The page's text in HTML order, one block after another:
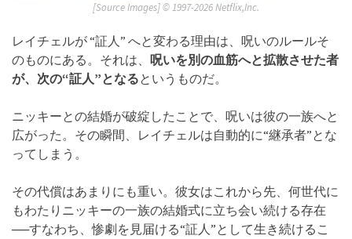
[Source Images] ©︎ 1997-2026 Netflix,Inc.
レイチェルが “証人” へと変わる理由は、呪いのルールそ
のものにある。それは、 呪いを別の血筋へと拡散させた者
が、次の“証人”となるというものだ。
ニッキーとの結婚が破綻したことで、呪いは彼の一族へと
広がった。その瞬間、レイチェルは自動的に“継承者”とな
ってしまう。
その代償はあまりにも重い。彼女はこれから先、何世代に
もわたりニッキーの一族の結婚式に立ち会い続ける存在
──すなわち、惨劇を見届ける“証人”として生き続けるこ